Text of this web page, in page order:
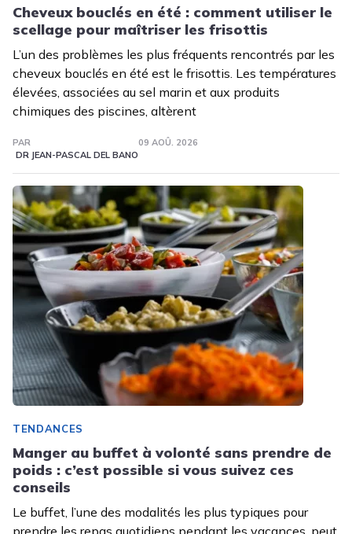
Cheveux bouclés en été : comment utiliser le
scellage pour maîtriser les frisottis
L’un des problèmes les plus fréquents rencontrés par les
cheveux bouclés en été est le frisottis. Les températures
élevées, associées au sel marin et aux produits
chimiques des piscines, altèrent
PAR
DR JEAN-PASCAL DEL BANO
09 AOÛ. 2026
TENDANCES
Manger au buffet à volonté sans prendre de
poids : c’est possible si vous suivez ces
conseils
Le buffet, l’une des modalités les plus typiques pour